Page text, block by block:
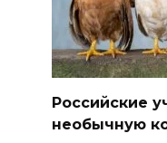
Российские
необычную